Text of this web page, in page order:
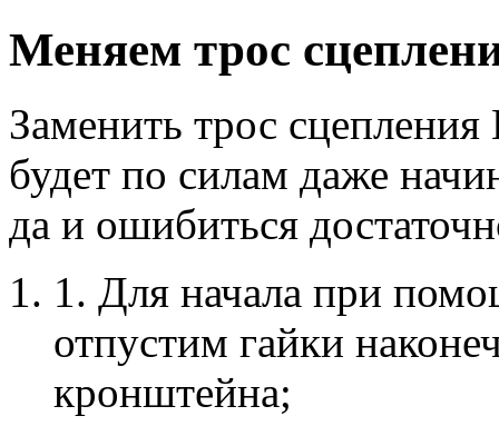
Меняем трос
Заменить трос
будет по силам даже
да и ошибиться
1. Для начала при
отпустим гайки
кронштейна;